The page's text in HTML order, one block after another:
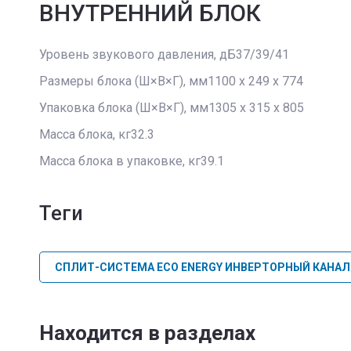
ВНУТРЕННИЙ БЛОК
Уровень звукового давления, дБ37/39/41
Размеры блока (Ш×В×Г), мм1100 x 249 x 774
Упаковка блока (Ш×В×Г), мм1305 x 315 x 805
Масса блока, кг32.3
Масса блока в упаковке, кг39.1
теги
СПЛИТ-СИСТЕМА ECO ENERGY ИНВЕРТОРНЫЙ
Находится в разделах